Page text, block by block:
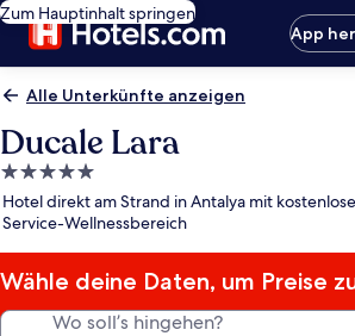
Zum Hauptinhalt springen
App
Alle Unterkünfte anzeigen
Ducale Lara
5.0-
Sterne-
Unterkunft
Hotel direkt am Strand in Antalya mit
Service-Wellnessbereich
Wähle deine Daten, um Preise
Wo soll’s hingehen?